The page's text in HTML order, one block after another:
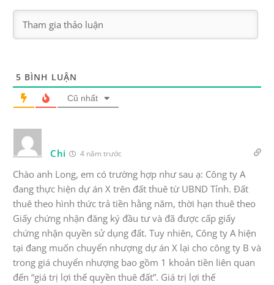
5 BÌNH LUẬN
Cũ nhất
Chi 4 năm trước
Chào anh Long, em có trường hợp như sau ạ: Công ty A
đang thực hiện dự án X trên đất thuê từ UBND Tỉnh. Đất
thuê theo hình thức trả tiền hằng năm, thời hạn thuê theo
Giấy chứng nhận đăng ký đầu tư và đã được cấp giấy
chứng nhận quyền sử dụng đất. Tuy nhiên, Công ty A hiện
tại đang muốn chuyển nhượng dự án X lại cho công ty B và
trong giá chuyển nhượng bao gồm 1 khoản tiền liên quan
đến “giá trị lợi thế quyền thuê đất”. Giá trị lợi thế